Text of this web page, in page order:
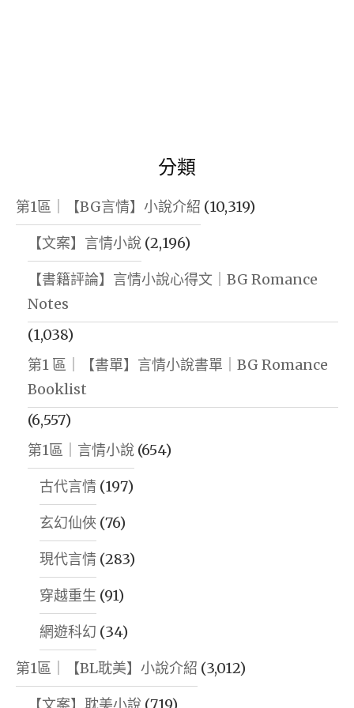
分類
第1區｜【BG言情】小說介紹 (10,319)
【文案】言情小說 (2,196)
【書籍評論】言情小說心得文｜BG Romance
Notes
(1,038)
第1 區｜【書單】言情小說書單｜BG Romance
Booklist
(6,557)
第1區｜言情小說 (654)
古代言情 (197)
玄幻仙俠 (76)
現代言情 (283)
穿越重生 (91)
網遊科幻 (34)
第1區｜【BL耽美】小說介紹 (3,012)
【文案】耽美小說 (719)